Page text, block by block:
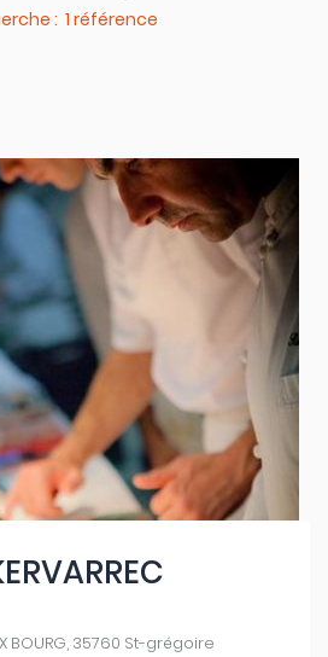
: 1 référence
BOURG, 35760 St-grégoire